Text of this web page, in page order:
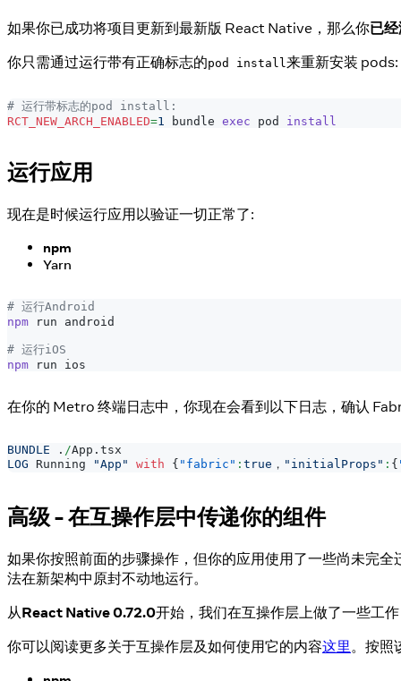
如果你已成功将项目更新到最新版 React Native，那么你已
你只需通过运行带有正确标志的pod install 来重新安装 pods:
# 运行带标志的pod install:
RCT_NEW_ARCH_ENABLED=1 bundle exec pod install
运行应用
现在是时候运行应用以验证一切正常了:
npm
Yarn
# 运行Android
npm run android
# 运行iOS
npm run ios
在你的 Metro 终端日志中，你现在会看到以下日志，确认
BUNDLE . /App . tsx
LOG
Running "App" with { "fabric" : true ， "initialProps" : {
高级 - 在互操作层中传递你的组件
如果你按照前面的步骤操作，但你的应用使用了一些尚未完
法在新架构中原封不动地运行。
从React Native 0.72.0开始，我们在互操作层上做了一些工
你可以阅读更多关于互操作层及如何使用它的内容这里 。按照